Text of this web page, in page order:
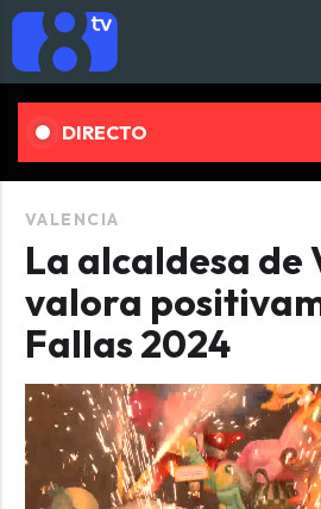
DIRECTO
VALENCIA
La alcaldesa de
valora
Fallas 2024